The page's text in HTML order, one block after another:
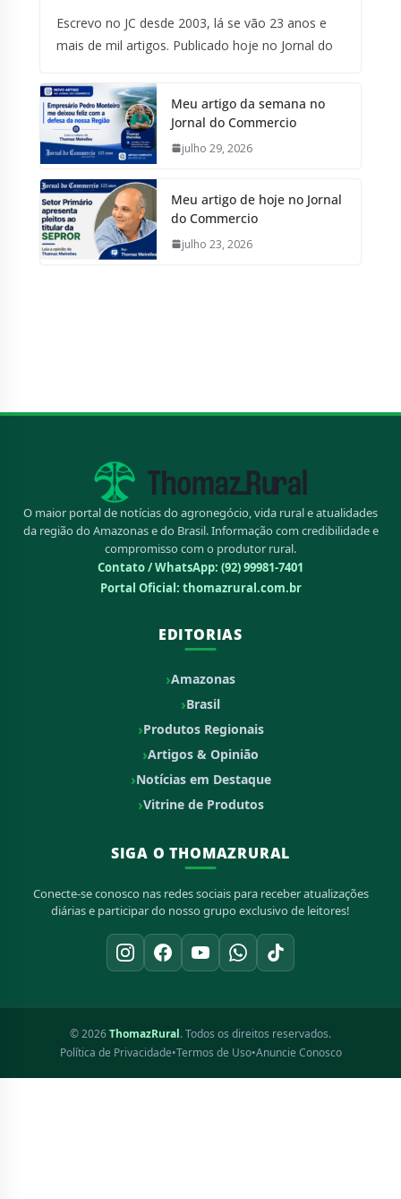
Escrevo no JC desde 2003, lá se vão 23 anos e
mais de mil artigos. Publicado hoje no Jornal do
Meu artigo da semana no
Jornal do Commercio
julho 29, 2026
Meu artigo de hoje no Jornal
do Commercio
julho 23, 2026
O maior portal de notícias do agronegócio, vida rural e atualidades
da região do Amazonas e do Brasil. Informação com credibilidade e
compromisso com o produtor rural.
Contato / WhatsApp: (92) 99981-7401
Portal Oficial: thomazrural.com.br
EDITORIAS
Amazonas
Brasil
Produtos Regionais
Artigos & Opinião
Notícias em Destaque
Vitrine de Produtos
SIGA O THOMAZRURAL
Conecte-se conosco nas redes sociais para receber atualizações
diárias e participar do nosso grupo exclusivo de leitores!
© 2026ThomazRural. Todos os direitos reservados.
Política de Privacidade•Termos de Uso•Anuncie Conosco